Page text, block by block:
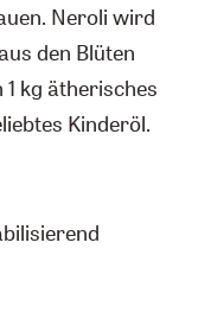
Neroli wird
den Blüten
1 kg ätherisches
Kinderöl.